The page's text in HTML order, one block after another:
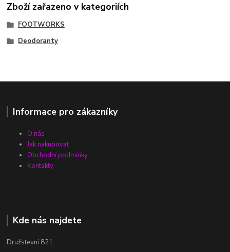
Zboží zařazeno v kategoriích
FOOTWORKS
Deodoranty
Informace pro zákazníky
O nás
Jak nakupovat
Obchodní podmínky
Kontakty
Kde nás najdete
Družstevní 821